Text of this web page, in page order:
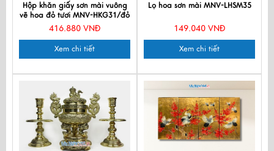
Hộp khăn giấy sơn mài vuông
vẽ hoa đỏ tươi MNV-HKG31/đỏ
tươi
416.880 VNĐ
Xem chi tiết
Lọ hoa sơn mài MNV-LHSM35
149.040 VNĐ
Xem chi tiết